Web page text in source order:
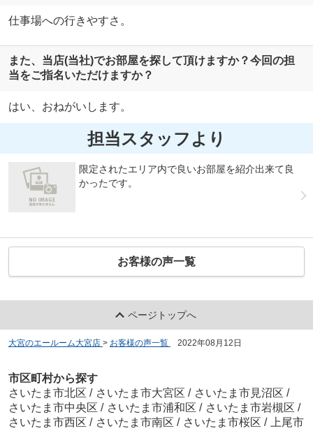
仕事場への行きやすさ。
また、当店(当社)でお部屋を探して頂けますか？今回の担
当をご指名いただけますか？
はい、おねがいします。
担当スタッフより
限定されたエリア内で良いお部屋を紹介出来て良
かったです。
お客様の声一覧
ページトップへ
大宮のエールーム大宮店 > お客様の声一覧 2022年08月12日
市区町村から探す
さいたま市北区 / さいたま市大宮区 / さいたま市見沼区 /
さいたま市中央区 / さいたま市浦和区 / さいたま市岩槻区 /
さいたま市西区 / さいたま市南区 / さいたま市桜区 /
上尾市